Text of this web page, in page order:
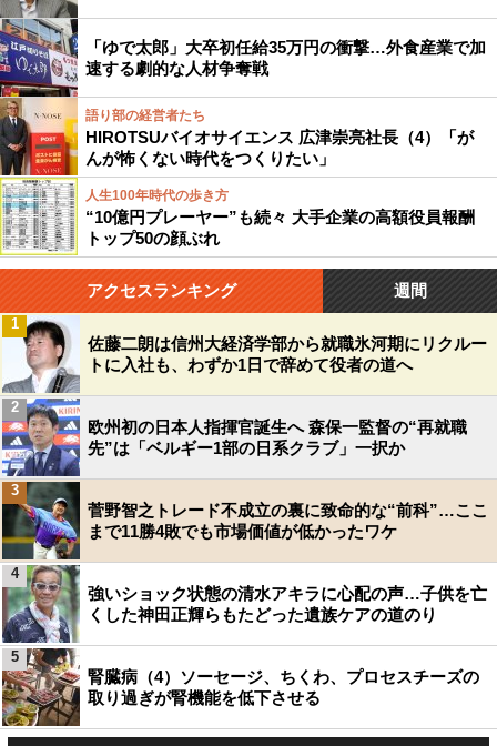
「ゆで太郎」大卒初任給35万円の衝撃…外食産業で加
速する劇的な人材争奪戦
語り部の経営者たち
HIROTSUバイオサイエンス 広津崇亮社長（4）「が
んが怖くない時代をつくりたい」
人生100年時代の歩き方
“10億円プレーヤー”も続々 大手企業の高額役員報酬
トップ50の顔ぶれ
アクセスランキング 週間
佐藤二朗は信州大経済学部から就職氷河期にリクルー
トに入社も、わずか1日で辞めて役者の道へ
1
欧州初の日本人指揮官誕生へ 森保一監督の“再就職
先”は「ベルギー1部の日系クラブ」一択か
2
菅野智之トレード不成立の裏に致命的な“前科”…ここ
まで11勝4敗でも市場価値が低かったワケ
3
強いショック状態の清水アキラに心配の声…子供を亡
くした神田正輝らもたどった遺族ケアの道のり
4
腎臓病（4）ソーセージ、ちくわ、プロセスチーズの
取り過ぎが腎機能を低下させる
5